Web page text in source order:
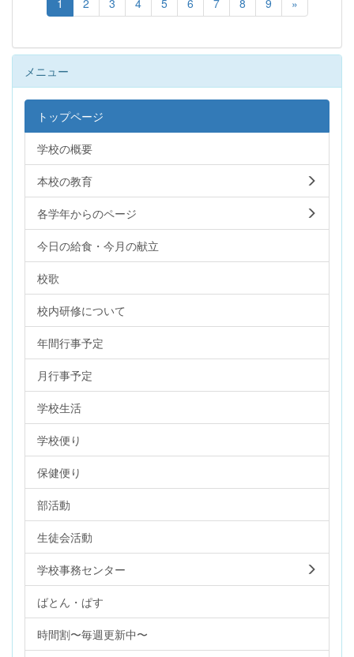
メニュー
トップページ
学校の概要
本校の教育
各学年からのページ
今日の給食・今月の献立
校歌
校内研修について
年間行事予定
月行事予定
学校生活
学校便り
保健便り
部活動
生徒会活動
学校事務センター
ばとん・ぱす
時間割〜毎週更新中〜